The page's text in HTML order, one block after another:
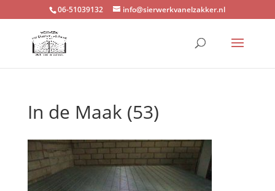
06-51039132 info@sierwerkvanelzakker.nl
In de Maak (53)